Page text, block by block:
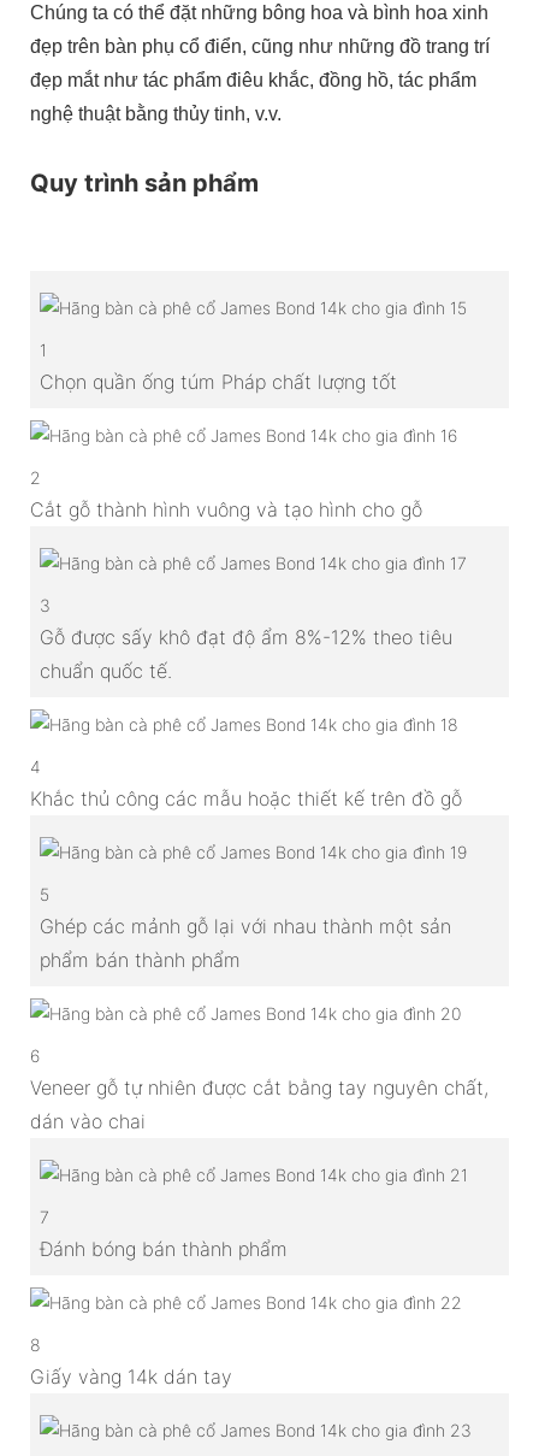
Chúng ta có thể đặt những bông hoa và bình hoa xinh
đẹp trên bàn phụ cổ điển, cũng như những đồ trang trí
đẹp mắt như tác phẩm điêu khắc, đồng hồ, tác phẩm
nghệ thuật bằng thủy tinh, v.v.
Quy trình sản phẩm
1
Chọn quần ống túm Pháp chất lượng tốt
2
Cắt gỗ thành hình vuông và tạo hình cho gỗ
3
Gỗ được sấy khô đạt độ ẩm 8%-12% theo tiêu
chuẩn quốc tế.
4
Khắc thủ công các mẫu hoặc thiết kế trên đồ gỗ
5
Ghép các mảnh gỗ lại với nhau thành một sản
phẩm bán thành phẩm
6
Veneer gỗ tự nhiên được cắt bằng tay nguyên chất,
dán vào chai
7
Đánh bóng bán thành phẩm
8
Giấy vàng 14k dán tay